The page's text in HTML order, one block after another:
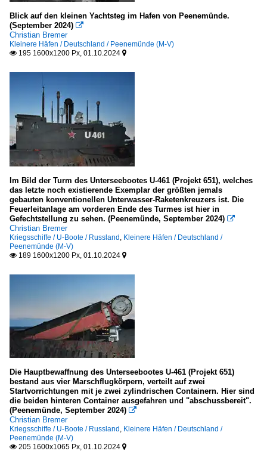
Fischereifahrzeuge
Deutschland
.Kennzeichen unbekannt
Kriegsschiffe
Fregatten, Korvetten
Deutschland
Schnell-/ Patrouillenboote
Deutschland
Schweden
U-Boote
Russland
Deutschland
Historisch-Technisches Museum Peenemünde
Seeschiffe
Fahrgastschiffe
.Name unbekannt bzw. mehrere
K
N
2019
2020
2024
Blick auf den kleinen Yachtsteg im Hafen von Peenemünde.
(September 2024) 
Christian Bremer
Kleinere Häfen / Deutschland / Peenemünde (M-V)
 195 1600x1200 Px, 01.10.2024 
Im Bild der Turm des Unterseebootes U-461 (Projekt 651), welches
das letzte noch existierende Exemplar der größten jemals
gebauten konventionellen Unterwasser-Raketenkreuzers ist. Die
Feuerleitanlage am vorderen Ende des Turmes ist hier in
Gefechtstellung zu sehen. (Peenemünde, September 2024) 
Christian Bremer
Kriegsschiffe / U-Boote / Russland , Kleinere Häfen / Deutschland /
Peenemünde (M-V)
 189 1600x1200 Px, 01.10.2024 
Die Hauptbewaffnung des Unterseebootes U-461 (Projekt 651)
bestand aus vier Marschflugkörpern, verteilt auf zwei
Startvorrichtungen mit je zwei zylindrischen Containern. Hier sind
die beiden hinteren Container ausgefahren und "abschussbereit".
(Peenemünde, September 2024) 
Christian Bremer
Kriegsschiffe / U-Boote / Russland , Kleinere Häfen / Deutschland /
Peenemünde (M-V)
 205 1600x1065 Px, 01.10.2024 